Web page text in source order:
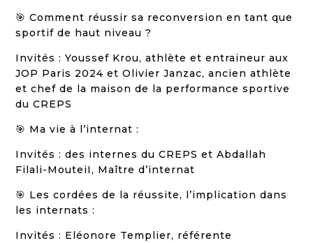
🎯 Comment réussir sa reconversion en tant que
sportif de haut niveau ?
Invités : Youssef Krou, athlète et entraineur aux
JOP Paris 2024 et Olivier Janzac, ancien athlète
et chef de la maison de la performance sportive
du CREPS
🎯 Ma vie à l’internat :
Invités : des internes du CREPS et Abdallah
Filali-MouteiI, Maître d’internat
🎯 Les cordées de la réussite, l’implication dans
les internats :
Invités : Eléonore Templier, référente